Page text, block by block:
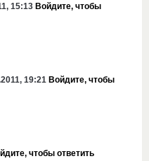
15:13 Войдите, чтобы
19:21 Войдите, чтобы
чтобы ответить